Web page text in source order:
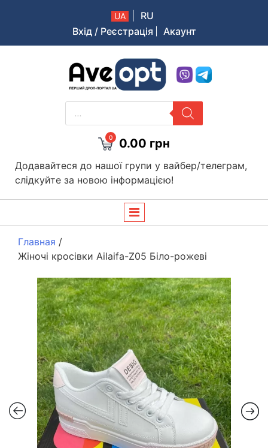
UA
RU
Вхід / Реєстрація
Акаунт
Aveopt – оптова дропшипінг платформа в Україні
PRODUCTS
SEARCH
0 0.00 грн
Додавайтеся до нашої групи у вайбер/телеграм,
слідкуйте за новою інформацією!
Главная /
Жіночі кросівки Ailaifa-Z05 Біло-рожеві